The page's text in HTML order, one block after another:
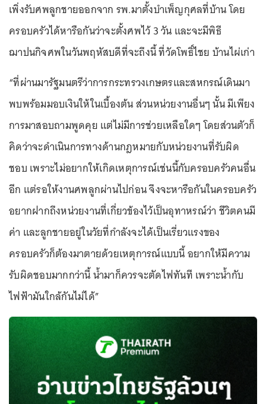
เพิ่งรับศพลูกชายออกจาก รพ.มาตั้งบำเพ็ญกุศลที่บ้าน โดย
ครอบครัวได้หารือกันว่าจะตั้งศพไว้ 3 วัน และจะมีพิธี
ฌาปนกิจศพในวันพฤหัสบดีที่จะถึงนี้ ที่วัดโพธิ์ไชย บ้านไผ่เก่า
“ที่ผ่านมารัฐมนตรีว่าการกระทรวงเกษตรและสหกรณ์เดินมา
พบพร้อมมอบเงินให้ในเบื้องต้น ส่วนหน่วยงานอื่นๆ นั้น มีเพียง
การมาสอบถามพูดคุย แต่ไม่มีการช่วยเหลือใดๆ โดยส่วนตัวก็
คิดว่าจะดำเนินการทางด้านกฎหมายกับหน่วยงานที่รับผิด
ชอบ เพราะไม่อยากให้เกิดเหตุการณ์เช่นนี้กับครอบครัวคนอื่น
อีก แต่รอให้งานศพลูกผ่านไปก่อน จึงจะหารือกันในครอบครัว
อยากฝากถึงหน่วยงานที่เกี่ยวข้องไว้เป็นอุทาหรณ์ว่า ชีวิตคนมี
ค่า และลูกชายอยู่ในวัยที่กำลังจะได้เป็นเรี่ยวแรงของ
ครอบครัวก็ต้องมาตายด้วยเหตุการณ์แบบนี้ อยากให้มีความ
รับผิดชอบมากกว่านี้ น้ำมาก็ควรจะตัดไฟทันที เพราะน้ำกับ
ไฟฟ้ามันใกล้กันไม่ได้”